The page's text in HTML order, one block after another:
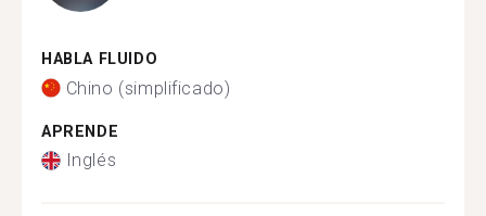
HABLA FLUIDO
Chino (simplificado)
APRENDE
Inglés